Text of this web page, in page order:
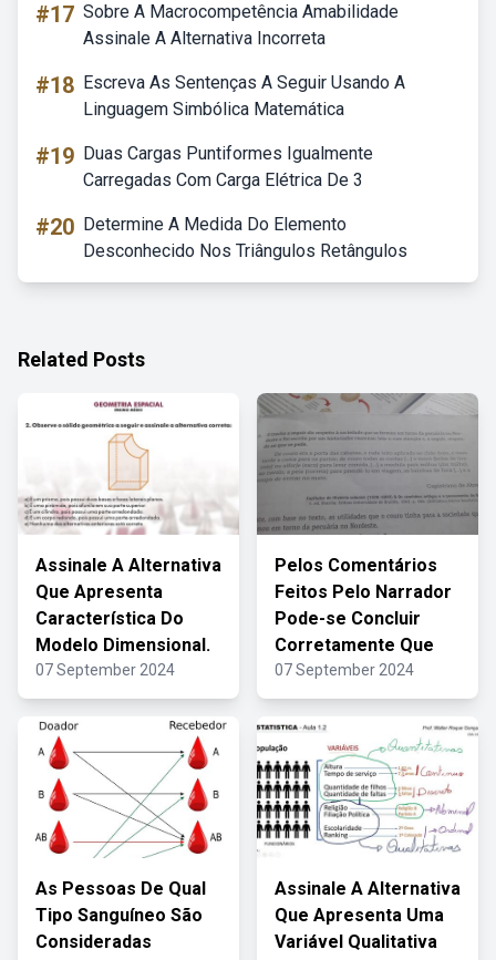
#17 Sobre A Macrocompetência Amabilidade
Assinale A Alternativa Incorreta
#18 Escreva As Sentenças A Seguir Usando A
Linguagem Simbólica Matemática
#19 Duas Cargas Puntiformes Igualmente
Carregadas Com Carga Elétrica De 3
#20 Determine A Medida Do Elemento
Desconhecido Nos Triângulos Retângulos
Related Posts
Assinale A Alternativa
Que Apresenta
Característica Do
Modelo Dimensional.
07 September 2024
Pelos Comentários
Feitos Pelo Narrador
Pode-se Concluir
Corretamente Que
07 September 2024
As Pessoas De Qual
Tipo Sanguíneo São
Consideradas
Assinale A Alternativa
Que Apresenta Uma
Variável Qualitativa